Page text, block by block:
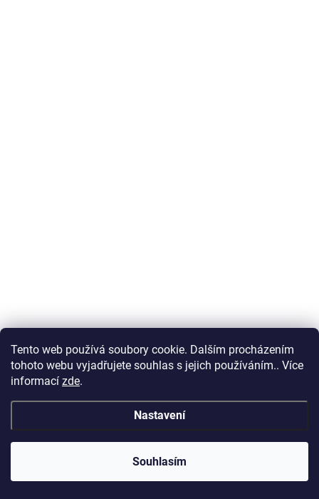
Tento web používá soubory cookie. Dalším procházením
tohoto webu vyjadřujete souhlas s jejich používáním.. Více
informací zde.
Nastavení
Souhlasím